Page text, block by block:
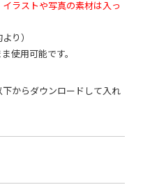
イラストや写真の素材は入っ
り）
使用可能です。
からダウンロードして入れ